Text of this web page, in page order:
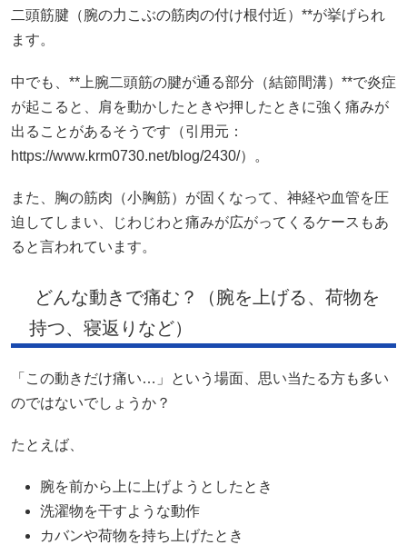
二頭筋腱（腕の力こぶの筋肉の付け根付近）**が挙げられ
ます。
中でも、**上腕二頭筋の腱が通る部分（結節間溝）**で炎症
が起こると、肩を動かしたときや押したときに強く痛みが
出ることがあるそうです（引用元：
https://www.krm0730.net/blog/2430/）。
また、胸の筋肉（小胸筋）が固くなって、神経や血管を圧
迫してしまい、じわじわと痛みが広がってくるケースもあ
ると言われています。
どんな動きで痛む？（腕を上げる、荷物を
持つ、寝返りなど）
「この動きだけ痛い…」という場面、思い当たる方も多い
のではないでしょうか？
たとえば、
腕を前から上に上げようとしたとき
洗濯物を干すような動作
カバンや荷物を持ち上げたとき